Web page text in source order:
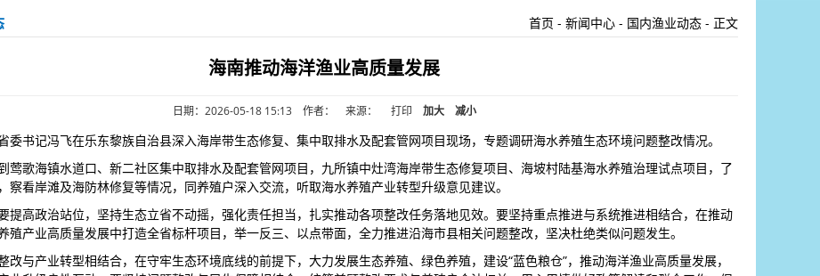
首页 - 新闻中心 - 国内渔业动态 - 正文
海南推动海洋渔业高质量发展
日期：2026-05-18 15:13 作者： 来源： 打印 加大 减小
委书记冯飞在乐东黎族自治县深入海岸带生态修复、集中取排水及配套管网项目现场，专题调研海水养殖生态环境问题整改情况。
莺歌海镇水道口、新二社区集中取排水及配套管网项目，九所镇中灶湾海岸带生态修复项目、海坡村陆基海水养殖治理试点项目，了
察看岸滩及海防林修复等情况，同养殖户深入交流，听取海水养殖产业转型升级意见建议。
提高政治站位，坚持生态立省不动摇，强化责任担当，扎实推动各项整改任务落地见效。要坚持重点推进与系统推进相结合，在推动
殖产业高质量发展中打造全省标杆项目，举一反三、以点带面，全力推进沿海市县相关问题整改，坚决杜绝类似问题发生。
改与产业转型相结合，在守牢生态环境底线的前提下，大力发展生态养殖、绿色养殖，建设“蓝色粮仓”，推动海洋渔业高质量发展，